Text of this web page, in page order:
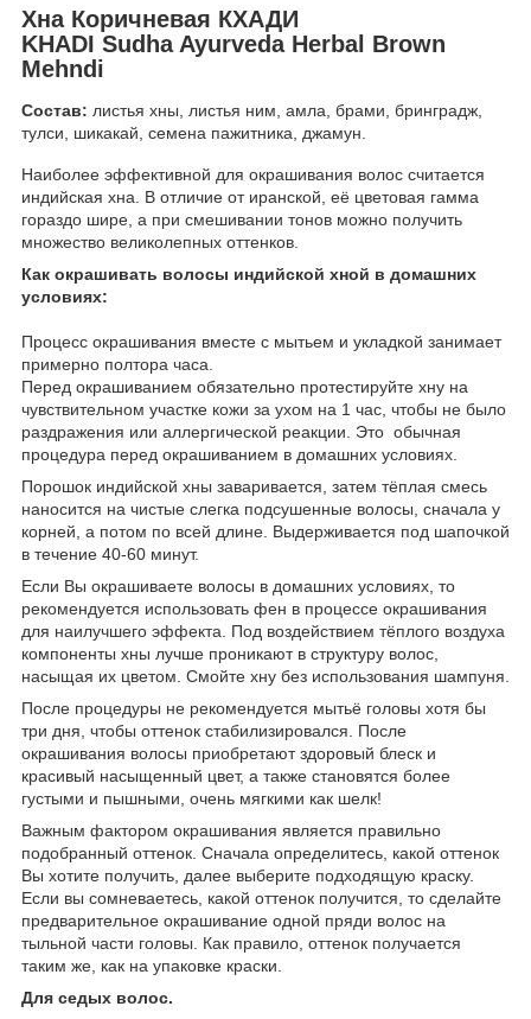
Хна Коричневая КХАДИ
KHADI Sudha Ayurveda Herbal Brown
Mehndi
Состав: листья хны, листья ним, амла, брами, бринградж,
тулси, шикакай, семена пажитника, джамун.
Наиболее эффективной для окрашивания волос считается
индийская хна. В отличие от иранской, её цветовая гамма
гораздо шире, а при смешивании тонов можно получить
множество великолепных оттенков.
Как окрашивать волосы индийской хной в домашних
условиях:
Процесс окрашивания вместе с мытьем и укладкой занимает
примерно полтора часа.
Перед окрашиванием обязательно протестируйте хну на
чувствительном участке кожи за ухом на 1 час, чтобы не было
раздражения или аллергической реакции. Это обычная
процедура перед окрашиванием в домашних условиях.
Порошок индийской хны заваривается, затем тёплая смесь
наносится на чистые слегка подсушенные волосы, сначала у
корней, а потом по всей длине. Выдерживается под шапочкой
в течение 40-60 минут.
Если Вы окрашиваете волосы в домашних условиях, то
рекомендуется использовать фен в процессе окрашивания
для наилучшего эффекта. Под воздействием тёплого воздуха
компоненты хны лучше проникают в структуру волос,
насыщая их цветом. Смойте хну без использования шампуня.
После процедуры не рекомендуется мытьё головы хотя бы
три дня, чтобы оттенок стабилизировался. После
окрашивания волосы приобретают здоровый блеск и
красивый насыщенный цвет, а также становятся более
густыми и пышными, очень мягкими как шелк!
Важным фактором окрашивания является правильно
подобранный оттенок. Сначала определитесь, какой оттенок
Вы хотите получить, далее выберите подходящую краску.
Если вы сомневаетесь, какой оттенок получится, то сделайте
предварительное окрашивание одной пряди волос на
тыльной части головы. Как правило, оттенок получается
таким же, как на упаковке краски.
Для седых волос.